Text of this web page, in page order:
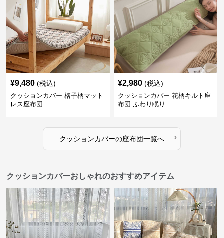
¥9,480 (税込)
クッションカバー 格子柄マット
レス座布団
¥2,980 (税込)
クッションカバー 花柄キルト座
布団 ふわり眠り
クッションカバーの座布団一覧へ ›
クッションカバーおしゃれのおすすめアイテム